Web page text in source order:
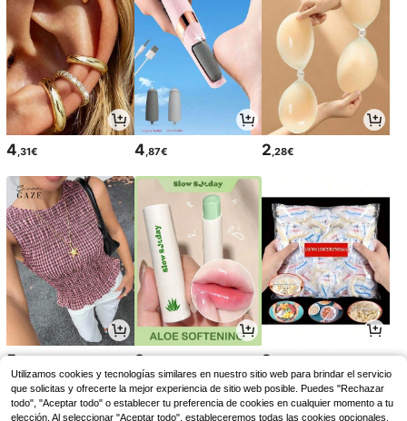
4,31€ 4,87€ 2,28€
5 3 2
Utilizamos cookies y tecnologías similares en nuestro sitio web para brindar el servicio
que solicitas y ofrecerte la mejor experiencia de sitio web posible. Puedes "Rechazar
todo", "Aceptar todo" o establecer tu preferencia de cookies en cualquier momento a tu
elección. Al seleccionar "Aceptar todo", estableceremos todas las cookies opcionales,